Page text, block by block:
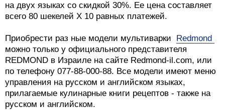
на двух языках со скидкой 30%. Ее цена составляет
всего 80 шекелей Х 10 равных платежей.
Приобрести раз ные модели мультиварки
Redmond
можно только у официального представителя
REDMOND в Израиле на сайте Redmond-il.com, или
по телефону 077-88-000-88. Все модели имеют меню
управления на русском и английском языках,
прилагаемые кулинарные книги рецептов - также на
русском и английском.